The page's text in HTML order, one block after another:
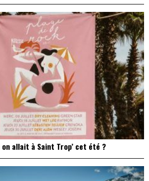
allait à Saint Trop’ cet été ?